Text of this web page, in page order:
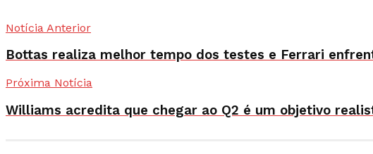
Notícia Anterior
Bottas realiza melhor tempo dos testes e Ferrari
Próxima Notícia
Williams acredita que chegar ao Q2 é um objetivo